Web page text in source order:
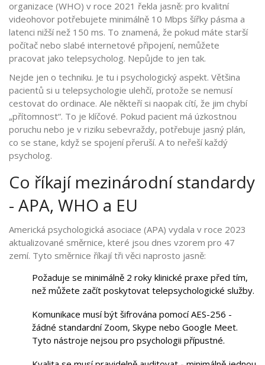
organizace (WHO) v roce 2021 řekla jasně: pro kvalitní
videohovor potřebujete minimálně 10 Mbps šířky pásma a
latenci nižší než 150 ms. To znamená, že pokud máte starší
počítač nebo slabé internetové připojení, nemůžete
pracovat jako telepsycholog. Nepůjde to jen tak.
Nejde jen o techniku. Je tu i psychologický aspekt. Většina
pacientů si u telepsychologie ulehčí, protože se nemusí
cestovat do ordinace. Ale někteří si naopak cítí, že jim chybí
„přítomnost“. To je klíčové. Pokud pacient má úzkostnou
poruchu nebo je v riziku sebevraždy, potřebuje jasný plán,
co se stane, když se spojení přeruší. A to neřeší každý
psycholog.
Co říkají mezinárodní standardy
- APA, WHO a EU
Americká psychologická asociace (APA) vydala v roce 2023
aktualizované směrnice, které jsou dnes vzorem pro 47
zemí. Tyto směrnice říkají tři věci naprosto jasně:
Požaduje se minimálně 2 roky klinické praxe před tím,
než můžete začít poskytovat telepsychologické služby.
Komunikace musí být šifrována pomocí AES-256 -
žádné standardní Zoom, Skype nebo Google Meet.
Tyto nástroje nejsou pro psychologii přípustné.